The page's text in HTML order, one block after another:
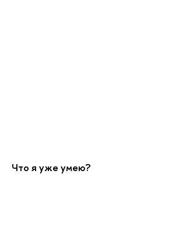
Что я уже умею?